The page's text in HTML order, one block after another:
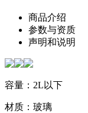
商品介绍
参数与资质
声明和说明
容量：2L以下
材质：玻璃